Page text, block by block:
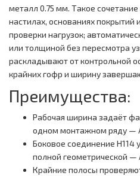
металл 0.75 мм. Такое
настилах, основаниях покрытий
проверки нагрузок;
или толщиной без пересмотра
раскладывают от контрольной
крайних гофр и ширину
Преимущества:
Рабочая ширина задаёт
одном монтажном ряду —
Боковое соединение Н114
полной геометрической —
Крайние полосы